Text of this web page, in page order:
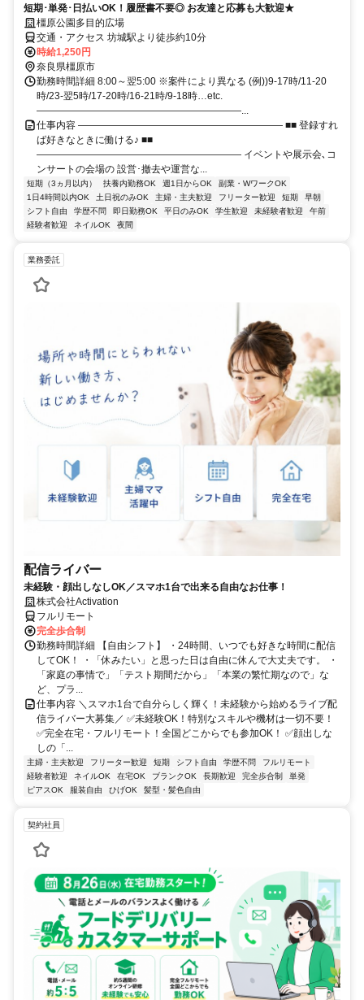
短期･単発･日払いOK！履歴書不要◎ お友達と応募も大歓迎★
橿原公園多目的広場
交通・アクセス 坊城駅より徒歩約10分
時給1,250円
奈良県橿原市
勤務時間詳細 8:00～翌5:00 ※案件により異なる (例))9-17時/11-20
時/23-翌5時/17-20時/16-21時/9-18時…etc.
―――――――――――――――――――――...
仕事内容 ――――――――――――――――――――― ■■ 登録すれ
ば好きなときに働ける♪ ■■
――――――――――――――――――――― イベントや展示会､コ
ンサートの会場の 設営･撤去や運営な...
短期（3ヵ月以内） 扶養内勤務OK 週1日からOK
副業・WワークOK
1日4時間以内OK
土日祝のみOK 主婦・主夫歓迎 フリーター歓迎 短期
早朝
シフト自由
学歴不問 即日勤務OK 平日のみOK 学生歓迎 未経験者歓迎
午前
経験者歓迎
ネイルOK 夜間
業務委託
配信ライバー
未経験・顔出しなしOK／スマホ1台で出来る自由なお仕事！
株式会社Activation
フルリモート
完全歩合制
勤務時間詳細 【自由シフト】 ・24時間、いつでも好きな時間に配信
してOK！ ・「休みたい」と思った日は自由に休んで大丈夫です。 ・
「家庭の事情で」「テスト期間だから」「本業の繁忙期なので」な
ど、プラ...
仕事内容 ＼スマホ1台で自分らしく輝く！未経験から始めるライブ配
信ライバー大募集／ ✅未経験OK！特別なスキルや機材は一切不要！
✅完全在宅・フルリモート！全国どこからでも参加OK！ ✅顔出しな
しの「...
主婦・主夫歓迎 フリーター歓迎 短期 シフト自由 学歴不問
フルリモート
経験者歓迎
ネイルOK 在宅OK ブランクOK 長期歓迎 完全歩合制
単発
ピアスOK
服装自由 ひげOK 髪型・髪色自由
契約社員